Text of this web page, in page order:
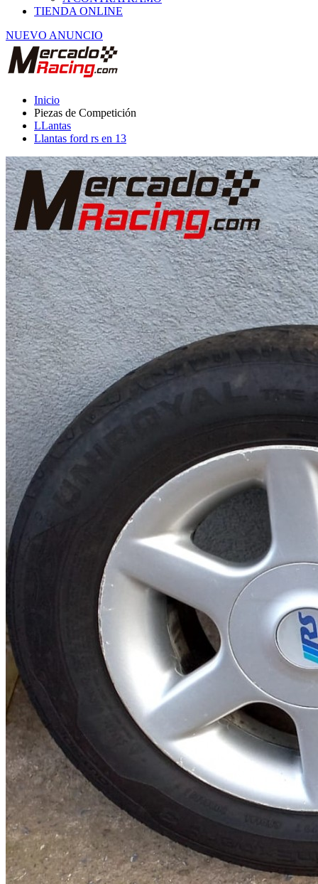
NUEVO ANUNCIO
Piezas de Competición
LLantas
Llantas ford rs en 13